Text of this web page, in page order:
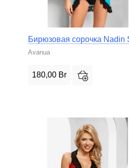
Бирюзовая сорочка Nadin
Avanua
180,00 Br